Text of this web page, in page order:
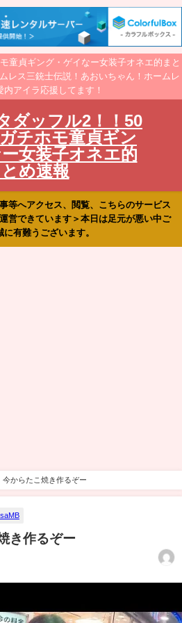
童貞ギング・ゲイなー女装子オネエ的まと
レス三銃士伝説！あおいちゃん！ホームレ
内アイラ応援してます！
ダッフル2！！50
チホモ童貞ギン
女装子オネエ的
とめ速報
等へアクセス、閲覧、こちらのサービス
営できています＞本日は足元が悪い中ご
に有難うございます。
今からたこ焼き作るぞー
き作るぞー